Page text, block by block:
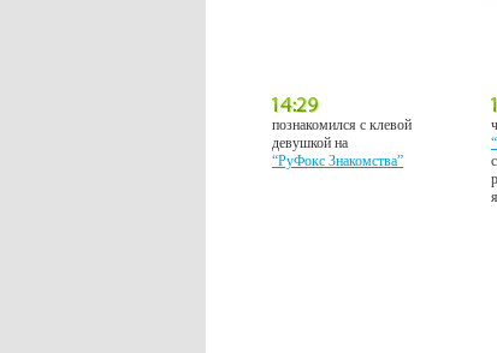
познакомился с клевой
девушкой на
“РуФокс Знакомства”